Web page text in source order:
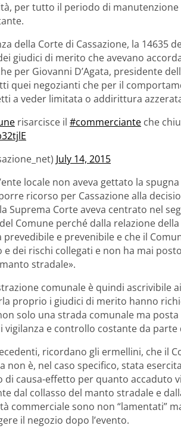
per tutto il periodo di
della Corte di Cassazione, la 14635
giudici di merito che avevano
per Giovanni D’Agata, presidente
quei negozianti che per il
a veder limitata o addirittura
risarcisce il #commerciante che
July 14, 2015
locale non aveva gettato la
ricorso per Cassazione alla
Suprema Corte aveva centrato nel
Comune perché dalla relazione
prevedibile e prevenibile e che il
dei rischi collegati e non ha mai
stradale».
comunale è quindi ascrivibile
proprio i giudici di merito hanno
solo una strada comunale ma
vigilanza e controllo costante da parte
ricordano gli ermellini, che il
non è, nel caso specifico, stata
causa-effetto per quanto accaduto
dal collasso del manto stradale e
commerciale sono non “lamentati”
il negozio dopo l’evento.